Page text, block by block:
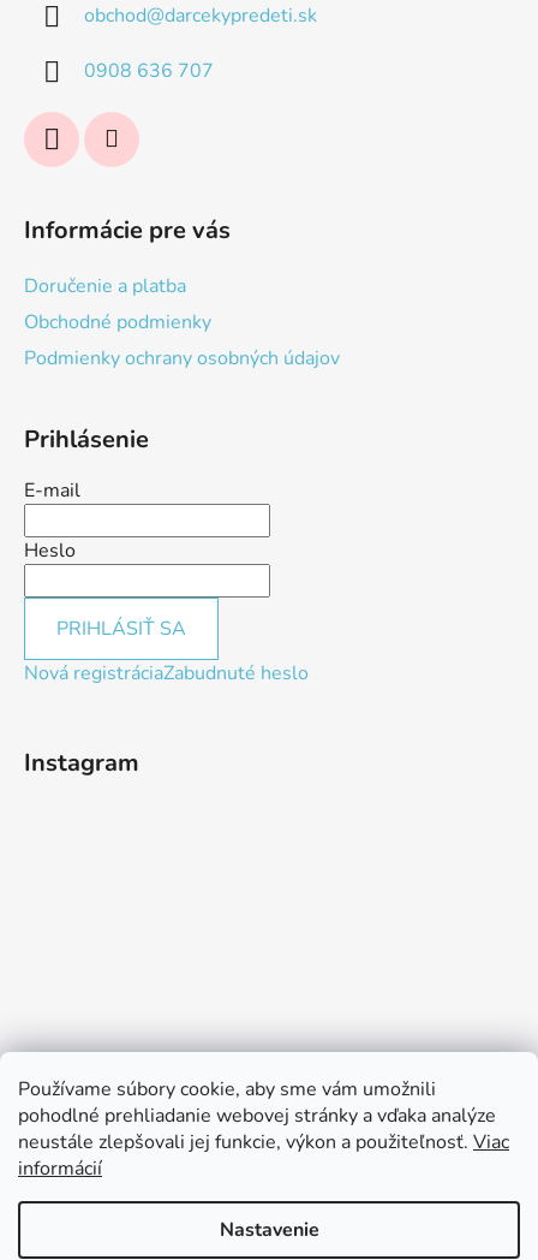
Používame súbory cookie, aby sme vám umožnili
pohodlné prehliadanie webovej stránky a vďaka analýze
neustále zlepšovali jej funkcie, výkon a použiteľnosť. Viac
informácií
Nastavenie
obchod@darcekypredeti.sk
0908 636 707
Informácie pre vás
Doručenie a platba
Obchodné podmienky
Podmienky ochrany osobných údajov
Prihlásenie
E-mail
Heslo
PRIHLÁSIŤ SA
Nová registráciaZabudnuté heslo
Instagram